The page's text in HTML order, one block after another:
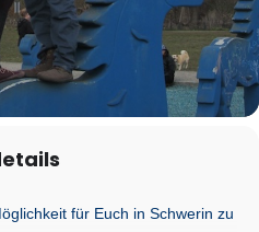
für Euch in Schwerin zu